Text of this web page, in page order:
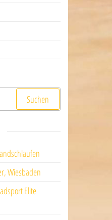
Wiesbaden
Elite